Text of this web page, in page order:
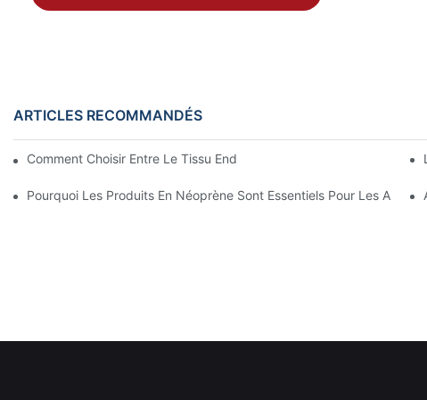
ARTICLES RECOMMANDÉS
Comment Choisir Entre Le Tissu Enduit De Néoprène Et Les Autres
Pourquoi Les Produits En Néoprène Sont Essentiels Pour Les